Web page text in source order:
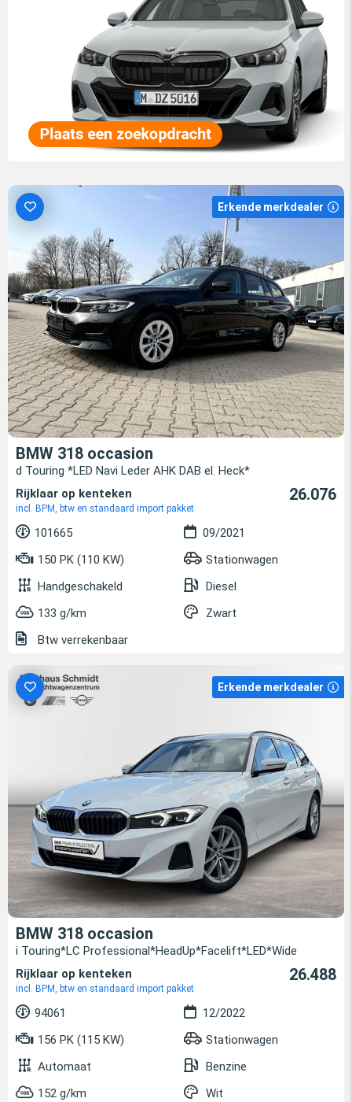
Erkende merkdealer
BMW 318 occasion
d Touring *LED Navi Leder AHK DAB el. Heck*
Rijklaar op kenteken
incl. BPM, btw en standaard import pakket
26.076
101665
09/2021
150 PK (110 KW)
Stationwagen
Handgeschakeld
Diesel
133 g/km
Zwart
Btw verrekenbaar
Erkende merkdealer
BMW 318 occasion
i Touring*LC Professional*HeadUp*Facelift*LED*Wide
Rijklaar op kenteken
incl. BPM, btw en standaard import pakket
26.488
94061
12/2022
156 PK (115 KW)
Stationwagen
Automaat
Benzine
152 g/km
Wit